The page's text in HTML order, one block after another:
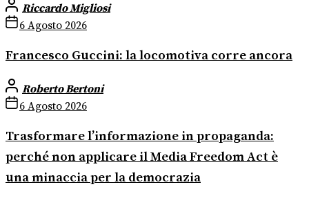
Riccardo Migliosi
6 Agosto 2026
Francesco Guccini: la locomotiva corre ancora
Roberto Bertoni
6 Agosto 2026
Trasformare l’informazione in propaganda:
perché non applicare il Media Freedom Act è
una minaccia per la democrazia